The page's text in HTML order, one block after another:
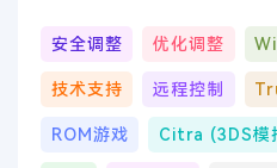
安全调整 优化调整
技术支持 远程控制
ROM游戏 Citra (3DS模